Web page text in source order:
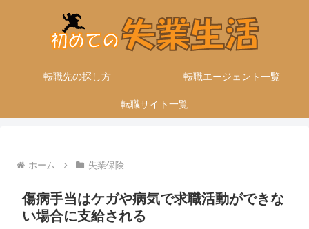
転職先の探し方 転職エージェント一覧
転職サイト一覧
ホーム 失業保険
傷病手当はケガや病気で求職活動ができな
い場合に支給される